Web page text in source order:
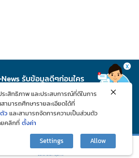
News รับข้อมูลดีๆก่อนใคร
X
ะสิทธิภาพ และประสบการณ์ที่ดีในการ
มารถศึกษารายละเอียดได้ที่
ว และสามารถจัดการความเป็นส่วนตัว
ยคลิกที่ ตั้งค่า
Settings
Allow